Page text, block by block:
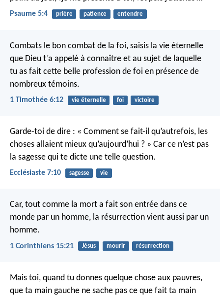
Psaume 5:4 prière patience entendre
Combats le bon combat de la foi, saisis la vie éternelle
que Dieu t’a appelé à connaître et au sujet de laquelle
tu as fait cette belle profession de foi en présence de
nombreux témoins.
1 Timothée 6:12 vie éternelle foi victoire
Garde-toi de dire : « Comment se fait-il qu’autrefois, les
choses allaient mieux qu’aujourd’hui ? » Car ce n’est pas
la sagesse qui te dicte une telle question.
Ecclésiaste 7:10 sagesse vie
Car, tout comme la mort a fait son entrée dans ce
monde par un homme, la résurrection vient aussi par un
homme.
1 Corinthiens 15:21 Jésus mourir résurrection
Mais toi, quand tu donnes quelque chose aux pauvres,
que ta main gauche ne sache pas ce que fait ta main